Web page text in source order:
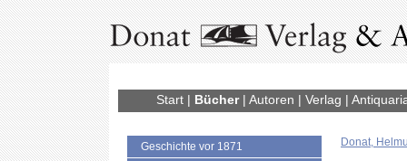
Start| Bücher| Autoren | Verlag |
Geschichte vor 1871
Donat,